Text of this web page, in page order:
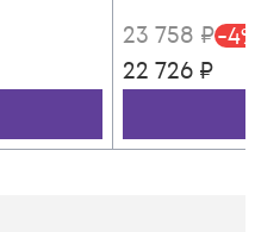
23 758 ₽-4
22 726 ₽